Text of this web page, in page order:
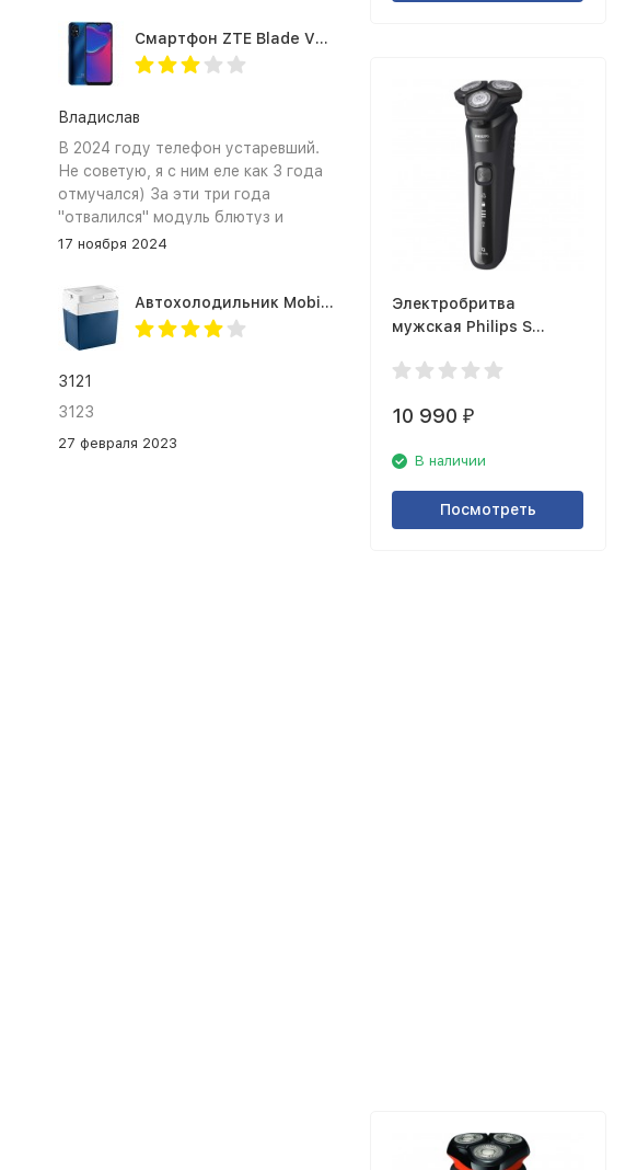
Электробритва
мужская Philips S
10 990 ₽
В наличии
Посмотреть
Смартфон ZTE Blade V2020 Smart 64 Гб синий
Владислав
В 2024 году телефон устаревший.
Не советую, я с ним еле как 3 года
отмучался) За эти три года
"отвалился" модуль блютуз и
сканер отпечатка пальца
17 ноября 2024
Автохолодильник Mobicool MV26 AC/DC
3121
3123
27 февраля 2023